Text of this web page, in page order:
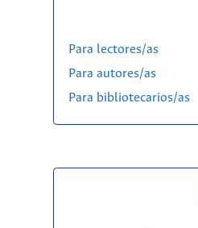
Para lectores/as
Para autores/as
Para bibliotecarios/as